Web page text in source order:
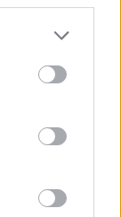
Jetsin kanssa!
peliin –